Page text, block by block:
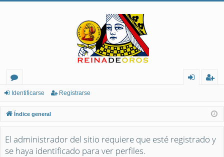
or
os
nt
ifi
ca
ist
ra
rs
Identificarse Registrarse
Índice general
El administrador del sitio requiere que esté registrado y
se haya identificado para ver perfiles.